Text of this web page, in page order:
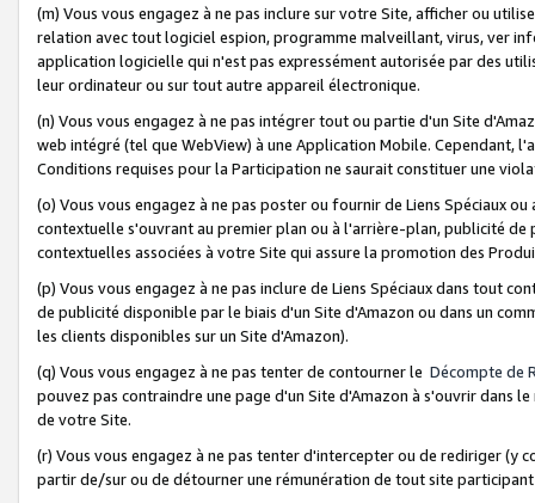
(m) Vous vous engagez à ne pas inclure sur votre Site, afficher ou
relation avec tout logiciel espion, programme malveillant, virus, ver
application logicielle qui n'est pas expressément autorisée par des
leur ordinateur ou sur tout autre appareil électronique.
(n) Vous vous engagez à ne pas intégrer tout ou partie d'un Site
web intégré (tel que WebView) à une Application Mobile. Cependant,
Conditions requises pour la Participation ne saurait constituer une
(o) Vous vous engagez à ne pas poster ou fournir de Liens Spéciaux
contextuelle s'ouvrant au premier plan ou à l'arrière-plan, publicité
contextuelles associées à votre Site qui assure la promotion des
(p) Vous vous engagez à ne pas inclure de Liens Spéciaux dans tout
de publicité disponible par le biais d'un Site d'Amazon ou dans un
les clients disponibles sur un Site d'Amazon).
(q) Vous vous engagez à ne pas tenter de contourner le Décompte de
pouvez pas contraindre une page d'un Site d'Amazon à s'ouvrir dans
de votre Site.
(r) Vous vous engagez à ne pas tenter d'intercepter ou de rediriger
partir de/sur ou de détourner une rémunération de tout site